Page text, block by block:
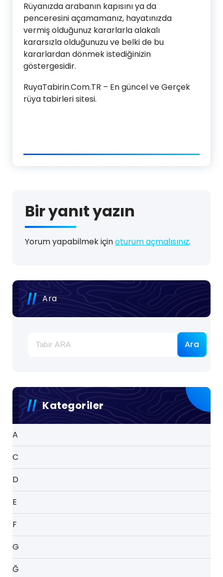
Rüyanızda arabanın kapısını ya da
penceresini açamamanız, hayatınızda
vermiş olduğunuz kararlarla alakalı
kararsızla olduğunuzu ve belki de bu
kararlardan dönmek istediğinizin
göstergesidir.
RuyaTabirin.Com.TR – En güncel ve Gerçek
rüya tabirleri sitesi.
Bir yanıt yazın
Yorum yapabilmek içinoturum açmalısınız.
Ara
Ara
Kategoriler
A
C
D
E
F
G
Ğ